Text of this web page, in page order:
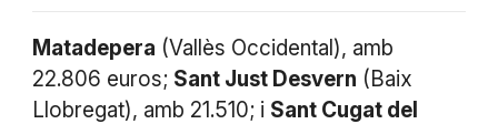
Matadepera (Vallès Occidental), amb
22.806 euros; Sant Just Desvern (Baix
Llobregat), amb 21.510; i Sant Cugat del